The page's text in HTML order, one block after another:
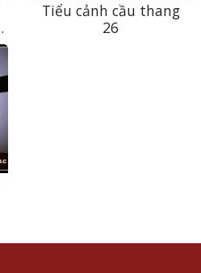
Tiểu cảnh cầu thang
26